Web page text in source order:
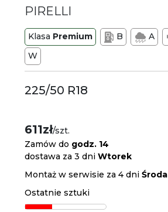
PIRELLI
Klasa Premium B A
W
225/50 R18
611zł/szt.
Zamów do godz. 14
dostawa za 3 dniWtorek
Montaż w serwisie za 4 dniŚroda
Ostatnie sztuki